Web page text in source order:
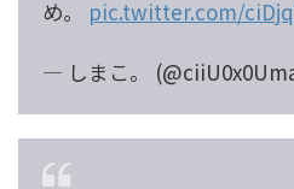
め。 pic.twitter.com/
— しまこ。